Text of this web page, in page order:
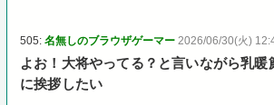
505:名無しのブラウザゲーマー 2026/06/30(火)
よお！大将やってる？と言いながら乳
に挨拶したい